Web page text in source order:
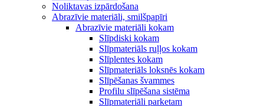
Noliktavas izpārdošana
Abrazīvie materiāli, smilšpapīri
Abrazīvie materiāli kokam
Slīpdiski kokam
Slīpmateriāls ruļļos kokam
Slīplentes kokam
Slīpmateriāls loksnēs kokam
Slīpēšanas švammes
Profilu slīpēšana sistēma
Slīpmateriāli parketam